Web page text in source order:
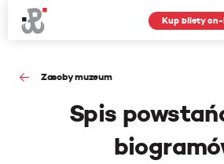
Kup bilety
Zasoby muzeum
Spis